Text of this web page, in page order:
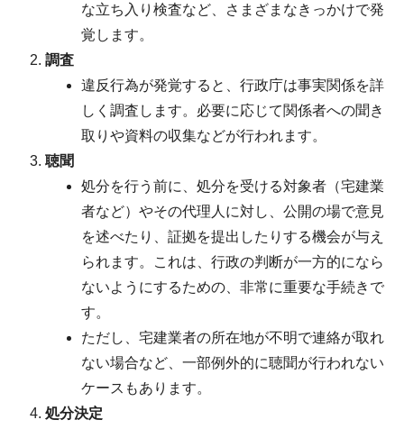
な立ち入り検査など、さまざまなきっかけで発
覚します。
調査
違反行為が発覚すると、行政庁は事実関係を詳
しく調査します。必要に応じて関係者への聞き
取りや資料の収集などが行われます。
聴聞
処分を行う前に、処分を受ける対象者（宅建業
者など）やその代理人に対し、公開の場で意見
を述べたり、証拠を提出したりする機会が与え
られます。これは、行政の判断が一方的になら
ないようにするための、非常に重要な手続きで
す。
ただし、宅建業者の所在地が不明で連絡が取れ
ない場合など、一部例外的に聴聞が行われない
ケースもあります。
処分決定